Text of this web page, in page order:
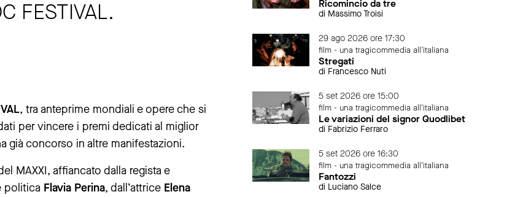
FESTIVAL.
, tra anteprime mondiali e opere che si
per vincere i premi dedicati al miglior
già concorso in altre manifestazioni.
MAXXI, affiancato dalla regista e
politica Flavia Perina, dall’attrice Elena
Ricomincio da tre
di Massimo Troisi
29 ago 2026 ore 17:30
film - una tragicommedia all'italiana
Stregati
di Francesco Nuti
5 set 2026 ore 15:00
film - una tragicommedia all'italiana
Le variazioni del signor Quodlibet
di Fabrizio Ferraro
5 set 2026 ore 16:30
film - una tragicommedia all'italiana
Fantozzi
di Luciano Salce